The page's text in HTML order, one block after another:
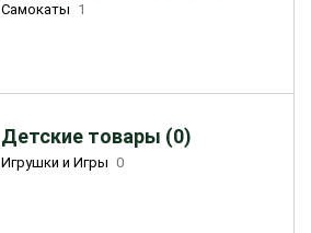
Самокаты 1
Детские товары (0)
Игрушки и Игры 0